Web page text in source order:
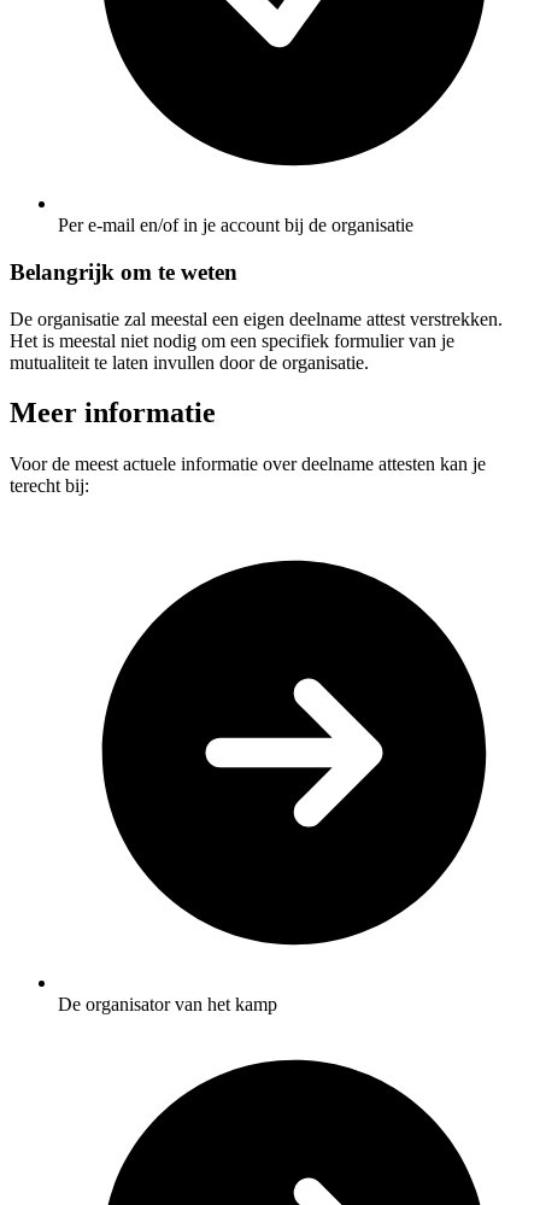
Per e-mail en/of in je account bij de organisatie
Belangrijk om te weten
De organisatie zal meestal een eigen deelname attest verstrekken.
Het is meestal niet nodig om een specifiek formulier van je
mutualiteit te laten invullen door de organisatie.
Meer informatie
Voor de meest actuele informatie over deelname attesten kan je
terecht bij:
De organisator van het kamp